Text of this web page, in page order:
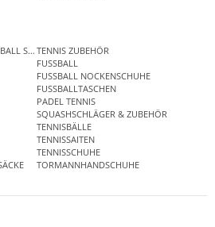
SETSTENNIS ZUBEHÖR
FUSSBALL
FUSSBALL NOCKENSCHUHE
FUSSBALLTASCHEN
PADEL TENNIS
SQUASHSCHLÄGER & ZUBEHÖR
TENNISBÄLLE
TENNISSAITEN
TENNISSCHUHE
TORMANNHANDSCHUHE